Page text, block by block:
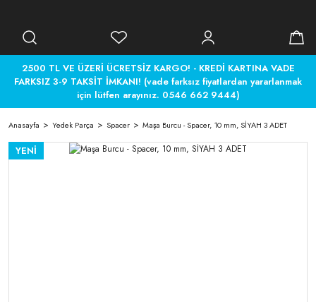
2500 TL VE ÜZERİ ÜCRETSİZ KARGO! - KREDİ KARTINA VADE
FARKSIZ 3-9 TAKSİT İMKANI! (vade farksız fiyatlardan yararlanmak
için lütfen arayınız. 0546 662 9444)
Anasayfa Yedek Parça Spacer Maşa Burcu - Spacer, 10 mm, SİYAH 3 ADET
YENİ